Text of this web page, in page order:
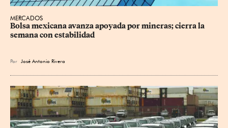
MERCADOS
Bolsa mexicana avanza apoyada por mineras; cierra la
semana con estabilidad
Por José Antonio Rivera